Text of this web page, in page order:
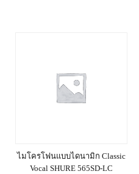
ไมโครโฟนแบบไดนามิก Classic
Vocal SHURE 565SD-LC